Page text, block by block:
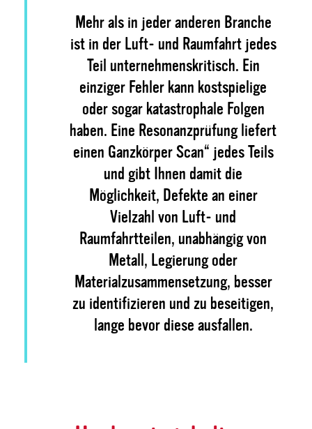
Mehr als in jeder anderen Branche
ist in der Luft- und Raumfahrt jedes
Teil unternehmenskritisch. Ein
einziger Fehler kann kostspielige
oder sogar katastrophale Folgen
haben. Eine Resonanzprüfung liefert
einen Ganzkörper Scan“ jedes Teils
und gibt Ihnen damit die
Möglichkeit, Defekte an einer
Vielzahl von Luft- und
Raumfahrtteilen, unabhängig von
Metall, Legierung oder
Materialzusammensetzung, besser
zu identifizieren und zu beseitigen,
lange bevor diese ausfallen.